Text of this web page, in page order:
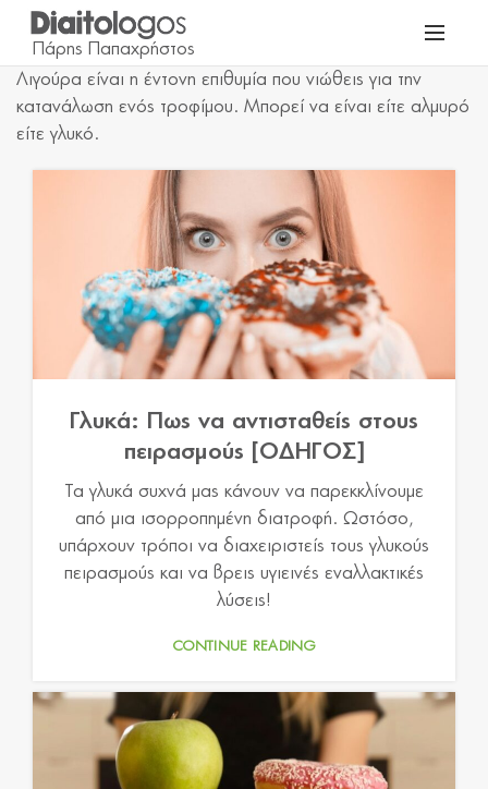
Λιγούρα είναι η έντονη επιθυμία που νιώθεις για την
κατανάλωση ενός τροφίμου. Μπορεί να είναι είτε αλμυρό
είτε γλυκό.
Γλυκά: Πως να αντισταθείς στους
πειρασμούς [ΟΔΗΓΟΣ]
Τα γλυκά συχνά μας κάνουν να παρεκκλίνουμε
από μια ισορροπημένη διατροφή. Ωστόσο,
υπάρχουν τρόποι να διαχειριστείς τους γλυκούς
πειρασμούς και να βρεις υγιεινές εναλλακτικές
λύσεις!
CONTINUE READING